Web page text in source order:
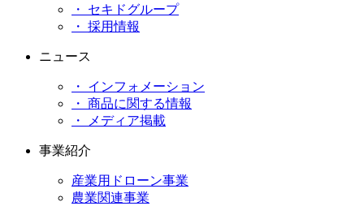
・ セキドグループ
・ 採用情報
ニュース
・ インフォメーション
・ 商品に関する情報
・ メディア掲載
事業紹介
産業用ドローン事業
農業関連事業